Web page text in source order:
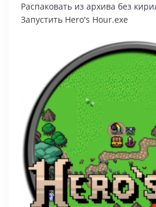
Распаковать из архива без
Запустить Hero's Hour.exe